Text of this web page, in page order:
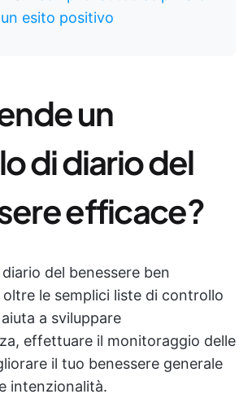
esito positivo
un
di diario del
efficace?
del benessere ben
le semplici liste di controllo
a sviluppare
effettuare il monitoraggio delle
il tuo benessere generale
intenzionalità.